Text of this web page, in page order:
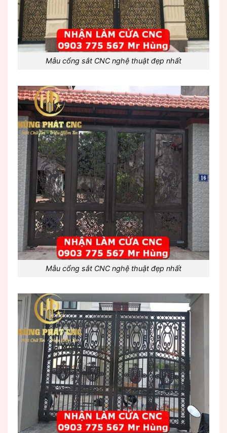
Mẫu cổng sắt CNC nghệ thuật đẹp nhất
Mẫu cổng sắt CNC nghệ thuật đẹp nhất